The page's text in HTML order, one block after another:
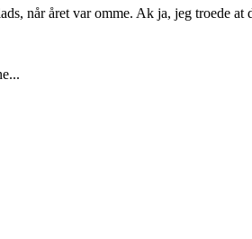
når året var omme. Ak ja, jeg troede